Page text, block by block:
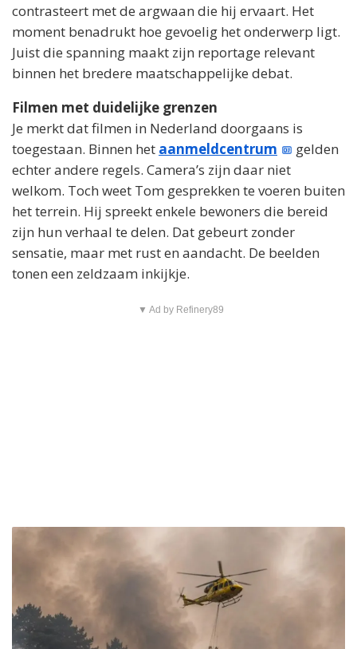
contrasteert met de argwaan die hij ervaart. Het
moment benadrukt hoe gevoelig het onderwerp ligt.
Juist die spanning maakt zijn reportage relevant
binnen het bredere maatschappelijke debat.
Filmen met duidelijke grenzen
Je merkt dat filmen in Nederland doorgaans is
toegestaan. Binnen het aanmeldcentrum
gelden
echter andere regels. Camera’s zijn daar niet
welkom. Toch weet Tom gesprekken te voeren buiten
het terrein. Hij spreekt enkele bewoners die bereid
zijn hun verhaal te delen. Dat gebeurt zonder
sensatie, maar met rust en aandacht. De beelden
tonen een zeldzaam inkijkje.
▼ Ad by Refinery89